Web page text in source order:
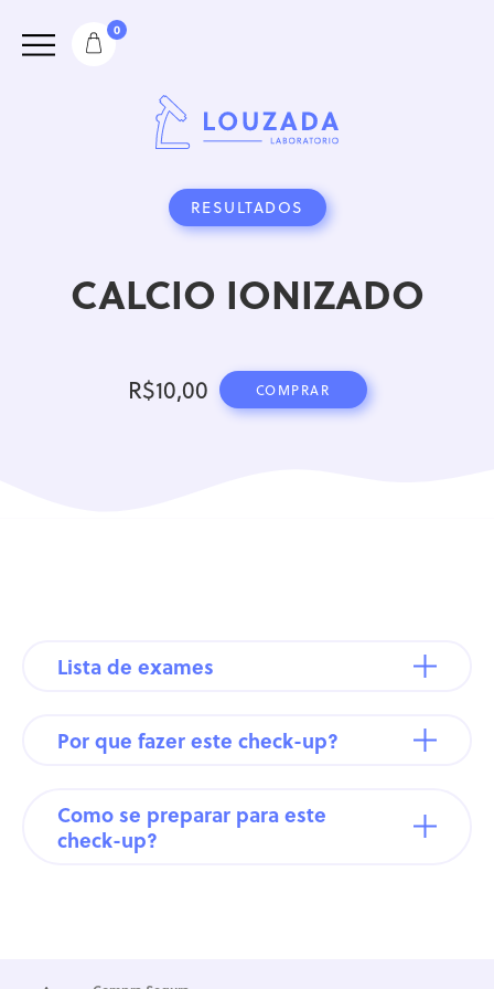
0
RESULTADOS
CALCIO IONIZADO
R$10,00 COMPRAR
Lista de exames
Por que fazer este check-up?
Como se preparar para este
check-up?